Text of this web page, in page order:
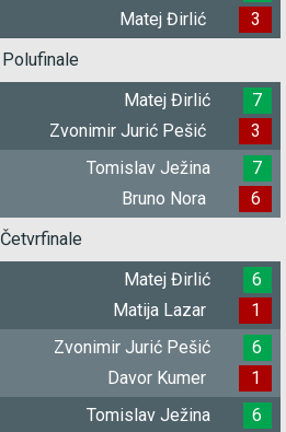
Matej Đirlić
3
Polufinale
Matej Đirlić
7
Zvonimir Jurić Pešić
3
Tomislav Ježina
7
Bruno Nora
6
Četvrfinale
Matej Đirlić
6
Matija Lazar
1
Zvonimir Jurić Pešić
6
Davor Kumer
1
Tomislav Ježina
6